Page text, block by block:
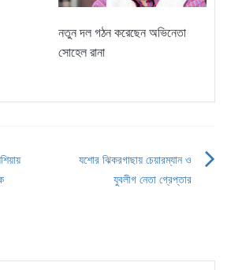
নতুন দল গঠন করেছেন অভিনেতা
সোহেল রানা
যশোর ঝিকরগাছায় চেয়ারম্যান ও
যুবলীগ নেতা গ্রেপ্তার